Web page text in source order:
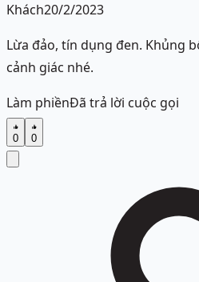
Khách20/2/2023
Lừa đảo, tín dụng đen. Khủng
cảnh giác nhé.
Làm phiềnĐã trả lời cuộc gọi
0 0